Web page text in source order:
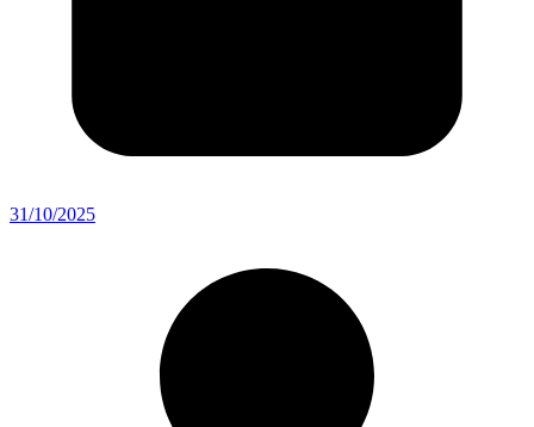
31/10/2025